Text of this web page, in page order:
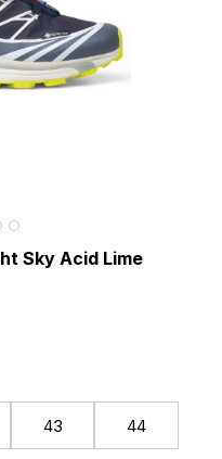
Sky Acid Lime
43 44